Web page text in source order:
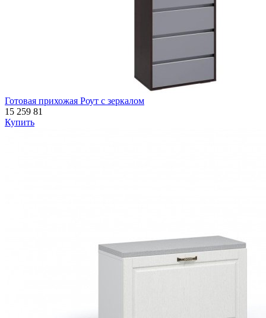
Готовая прихожая Роут с зеркалом
15 259 81
Купить